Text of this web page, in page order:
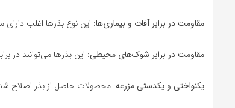
مقاومت در برابر آفات و بیماری‌ها: این نوع بذرها اغلب دارای
مقاومت در برابر شوک‌های محیطی: این بذرها می‌توانند در
یکنواختی و یکدستی مزرعه: محصولات حاصل از بذر اصلاح